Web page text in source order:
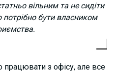
вільним та не сидіти
потрібно бути власником
працювати з офісу, але все